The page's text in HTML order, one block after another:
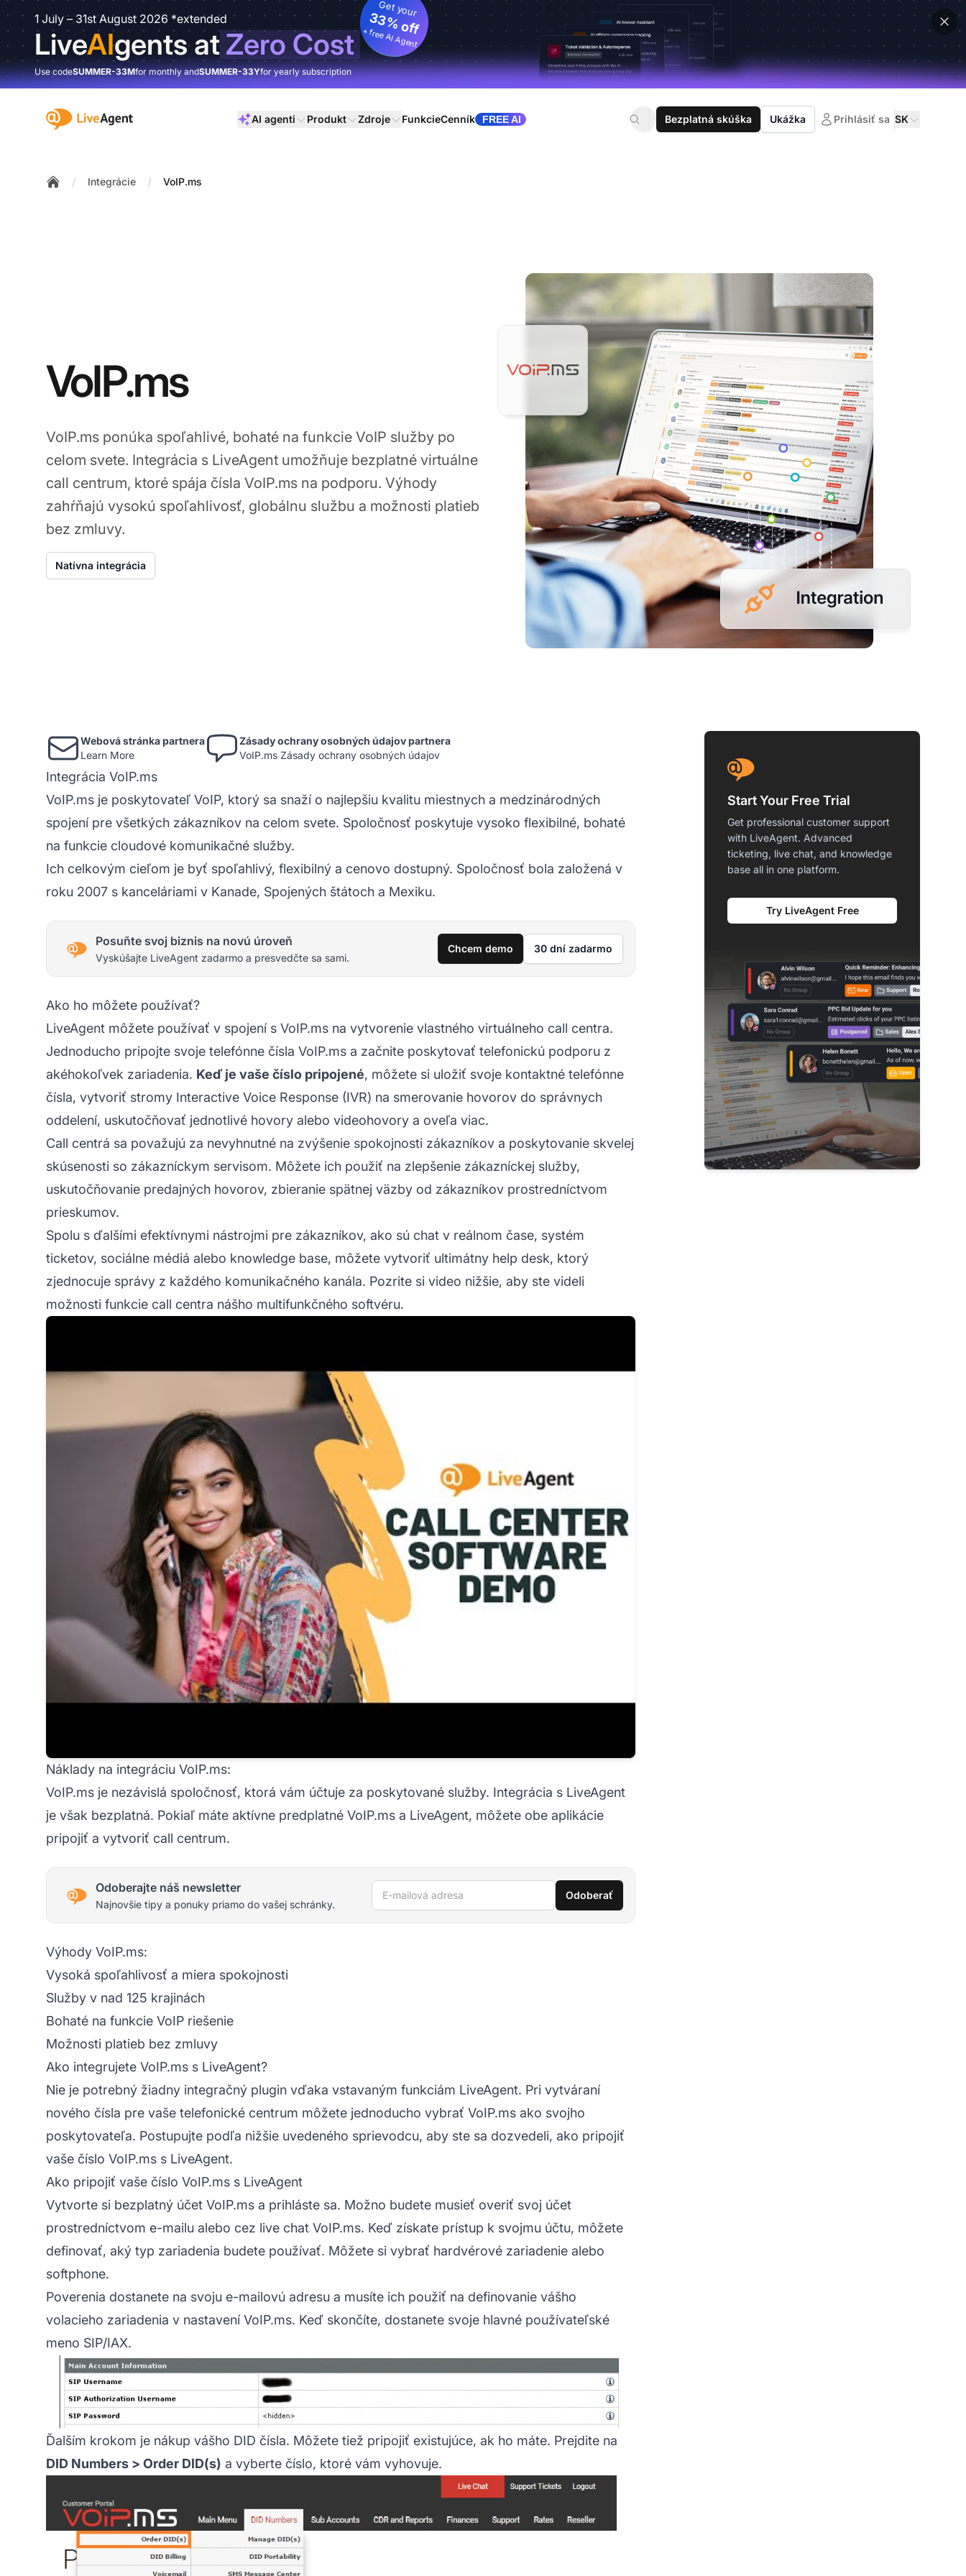
1 July – 31st August 2026 *extended
LiveAIgents atZero Cost
Get your
33% off
+ free AI Agent
Use codeSUMMER-33Mfor monthly andSUMMER-33Yfor yearly subscription
:site.title AI agenti Produkt Zdroje FunkcieCenník FREE AI Bezplatná skúška Ukážka Prihlásiť sa SK
/ Integrácie / VoIP.ms
VoIP.ms
VoIP.ms ponúka spoľahlivé, bohaté na funkcie VoIP služby po
celom svete. Integrácia s LiveAgent umožňuje bezplatné virtuálne
call centrum, ktoré spája čísla VoIP.ms na podporu. Výhody
zahŕňajú vysokú spoľahlivosť, globálnu službu a možnosti platieb
bez zmluvy.
Natívna integrácia
Webová stránka partnera
Learn More
Zásady ochrany osobných údajov partnera
VoIP.ms Zásady ochrany osobných údajov
Integrácia VoIP.ms
VoIP.ms je poskytovateľ VoIP, ktorý sa snaží o najlepšiu kvalitu miestnych a medzinárodných
spojení pre všetkých zákazníkov na celom svete. Spoločnosť poskytuje vysoko flexibilné, bohaté
na funkcie cloudové komunikačné služby.
Ich celkovým cieľom je byť spoľahlivý, flexibilný a cenovo dostupný. Spoločnosť bola založená v
roku 2007 s kanceláriami v Kanade, Spojených štátoch a Mexiku.
Posuňte svoj biznis na novú úroveň
Vyskúšajte LiveAgent zadarmo a presvedčte sa sami.
Chcem demo 30 dní zadarmo
Ako ho môžete používať?
LiveAgent môžete používať v spojení s VoIP.ms na vytvorenie vlastného virtuálneho call centra.
Jednoducho pripojte svoje telefónne čísla VoIP.ms a začnite poskytovať telefonickú podporu z
akéhokoľvek zariadenia. Keď je vaše číslo pripojené, môžete si uložiť svoje kontaktné telefónne
čísla, vytvoriť stromy Interactive Voice Response (IVR) na smerovanie hovorov do správnych
oddelení, uskutočňovať jednotlivé hovory alebo videohovory a oveľa viac.
Call centrá sa považujú za nevyhnutné na zvýšenie spokojnosti zákazníkov a poskytovanie skvelej
skúsenosti so zákazníckym servisom. Môžete ich použiť na zlepšenie zákazníckej služby,
uskutočňovanie predajných hovorov, zbieranie spätnej väzby od zákazníkov prostredníctvom
prieskumov.
Spolu s ďalšími efektívnymi nástrojmi pre zákazníkov, ako sú chat v reálnom čase, systém
ticketov, sociálne médiá alebo knowledge base, môžete vytvoriť ultimátny help desk, ktorý
zjednocuje správy z každého komunikačného kanála. Pozrite si video nižšie, aby ste videli
možnosti funkcie call centra nášho multifunkčného softvéru.
Náklady na integráciu VoIP.ms:
VoIP.ms je nezávislá spoločnosť, ktorá vám účtuje za poskytované služby. Integrácia s LiveAgent
je však bezplatná. Pokiaľ máte aktívne predplatné VoIP.ms a LiveAgent, môžete obe aplikácie
pripojiť a vytvoriť call centrum.
Odoberajte náš newsletter
Najnovšie tipy a ponuky priamo do vašej schránky.
E-mailová adresa Odoberať
Výhody VoIP.ms:
Vysoká spoľahlivosť a miera spokojnosti
Služby v nad 125 krajinách
Bohaté na funkcie VoIP riešenie
Možnosti platieb bez zmluvy
Ako integrujete VoIP.ms s LiveAgent?
Nie je potrebný žiadny integračný plugin vďaka vstavaným funkciám LiveAgent. Pri vytváraní
nového čísla pre vaše telefonické centrum môžete jednoducho vybrať VoIP.ms ako svojho
poskytovateľa. Postupujte podľa nižšie uvedeného sprievodcu, aby ste sa dozvedeli, ako pripojiť
vaše číslo VoIP.ms s LiveAgent.
Ako pripojiť vaše číslo VoIP.ms s LiveAgent
Vytvorte si bezplatný účet VoIP.ms a prihláste sa. Možno budete musieť overiť svoj účet
prostredníctvom e-mailu alebo cez live chat VoIP.ms. Keď získate prístup k svojmu účtu, môžete
definovať, aký typ zariadenia budete používať. Môžete si vybrať hardvérové zariadenie alebo
softphone.
Poverenia dostanete na svoju e-mailovú adresu a musíte ich použiť na definovanie vášho
volacieho zariadenia v nastavení VoIP.ms. Keď skončíte, dostanete svoje hlavné používateľské
meno SIP/IAX.
Ďalším krokom je nákup vášho DID čísla. Môžete tiež pripojiť existujúce, ak ho máte. Prejdite na
DID Numbers > Order DID(s) a vyberte číslo, ktoré vám vyhovuje.
Start Your Free Trial
Get professional customer support
with LiveAgent. Advanced
ticketing, live chat, and knowledge
base all in one platform.
Try LiveAgent Free